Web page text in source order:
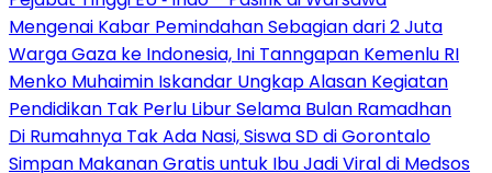
Mengenai Kabar Pemindahan Sebagian dari 2 Juta
Warga Gaza ke Indonesia, Ini Tanngapan Kemenlu RI
Menko Muhaimin Iskandar Ungkap Alasan Kegiatan
Pendidikan Tak Perlu Libur Selama Bulan Ramadhan
Di Rumahnya Tak Ada Nasi, Siswa SD di Gorontalo
Simpan Makanan Gratis untuk Ibu Jadi Viral di Medsos